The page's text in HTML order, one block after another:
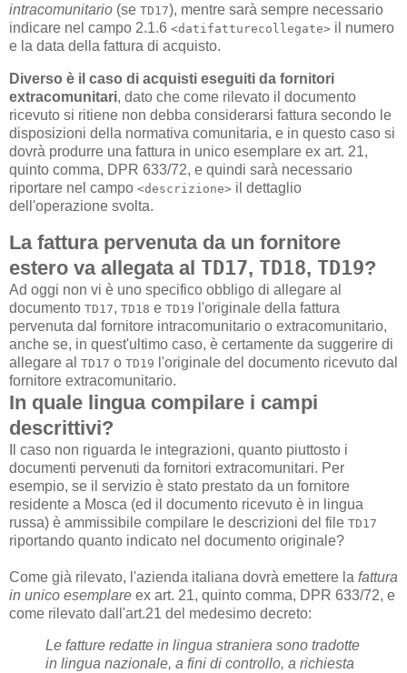
intracomunitario (se TD17), mentre sarà sempre necessario
indicare nel campo 2.1.6 <datifatturecollegate> il numero
e la data della fattura di acquisto.
Diverso è il caso di acquisti eseguiti da fornitori
extracomunitari, dato che come rilevato il documento
ricevuto si ritiene non debba considerarsi fattura secondo le
disposizioni della normativa comunitaria, e in questo caso si
dovrà produrre una fattura in unico esemplare ex art. 21,
quinto comma, DPR 633/72, e quindi sarà necessario
riportare nel campo <descrizione> il dettaglio
dell'operazione svolta.
La fattura pervenuta da un fornitore
estero va allegata al TD17, TD18, TD19?
Ad oggi non vi è uno specifico obbligo di allegare al
documento TD17, TD18 e TD19 l'originale della fattura
pervenuta dal fornitore intracomunitario o extracomunitario,
anche se, in quest'ultimo caso, è certamente da suggerire di
allegare al TD17 o TD19 l'originale del documento ricevuto dal
fornitore extracomunitario.
In quale lingua compilare i campi
descrittivi?
Il caso non riguarda le integrazioni, quanto piuttosto i
documenti pervenuti da fornitori extracomunitari. Per
esempio, se il servizio è stato prestato da un fornitore
residente a Mosca (ed il documento ricevuto è in lingua
russa) è ammissibile compilare le descrizioni del file TD17
riportando quanto indicato nel documento originale?
Come già rilevato, l'azienda italiana dovrà emettere la fattura
in unico esemplare ex art. 21, quinto comma, DPR 633/72, e
come rilevato dall'art.21 del medesimo decreto:
Le fatture redatte in lingua straniera sono tradotte
in lingua nazionale, a fini di controllo, a richiesta